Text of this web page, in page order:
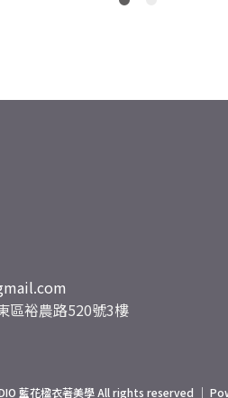
區裕農路520號3樓
藍花楹衣著美學 All rights reserved ｜